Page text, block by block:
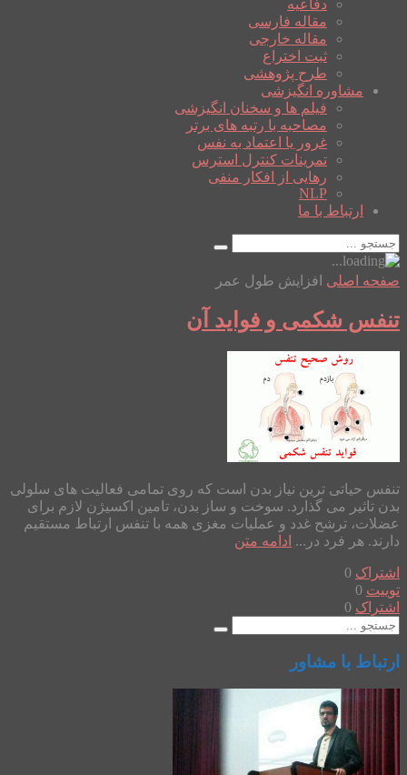
دفاعیه
مقاله فارسی
مقاله خارجی
ثبت اختراع
طرح پژوهشی
مشاوره انگیزشی
فیلم ها و سخنان انگیزشی
مصاحبه با رتبه های برتر
غرور یا اعتماد به نفس
تمرینات کنترل استرس
رهایی از افکار منفی
NLP
ارتباط با ما
صفحه اصلی افزایش طول عمر
تنفس شکمی و فواید آن
تنفس حیاتی ترین نیاز بدن است که روی تمامی فعالیت های سلولی
بدن تاثیر می گذارد. سوخت و ساز بدن، تامین اکسیژن لازم برای
عضلات، ترشح غدد و عملیات مغزی همه با تنفس ارتباط مستقیم
دارند. هر فرد در... ادامه متن
اشتراک 0
توییت 0
اشتراک 0
ارتباط با مشاور